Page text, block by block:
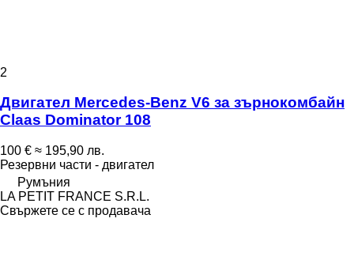
2
Двигател Mercedes-Benz V6 за зърнокомбайн
Claas Dominator 108
100 € ≈ 195,90 лв.
Резервни части - двигател
Румъния
LA PETIT FRANCE S.R.L.
Свържете се с продавача